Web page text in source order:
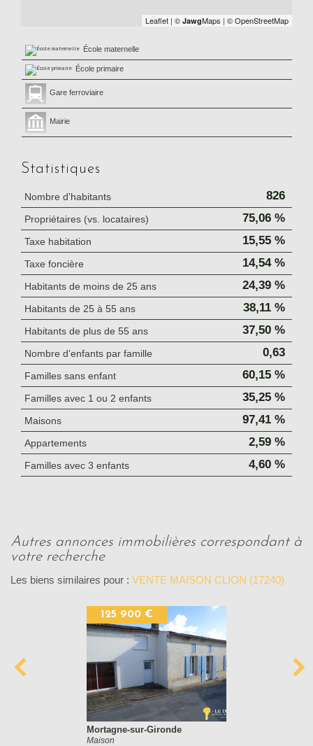
Leaflet | © JawgMaps | © OpenStreetMap
École maternelle
École primaire
Gare ferroviaire
Mairie
Statistiques
Nombre d'habitants 826
Propriétaires (vs. locataires) 75,06 %
Taxe habitation 15,55 %
Taxe foncière 14,54 %
Habitants de moins de 25 ans 24,39 %
Habitants de 25 à 55 ans 38,11 %
Habitants de plus de 55 ans 37,50 %
Nombre d'enfants par famille 0,63
Familles sans enfant 60,15 %
Familles avec 1 ou 2 enfants 35,25 %
Maisons 97,41 %
Appartements 2,59 %
Familles avec 3 enfants 4,60 %
autres annonces immobilières correspondant à
votre recherche
Les biens similaires pour : VENTE MAISON CLION (17240)
125 900 €
Mortagne-sur-Gironde
Maison